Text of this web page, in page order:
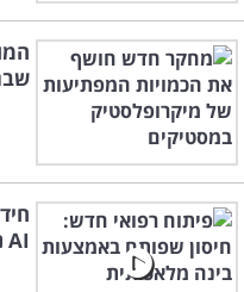
AI נגד המגפות של העתיד